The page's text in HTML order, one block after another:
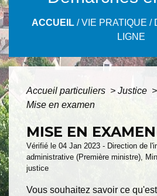
ACCUEIL/VIE PRATIQUE /
LIGNE
Accueil particuliers > Justice >
Mise en examen
MISE EN EXAMEN
Vérifié le 04 Jan 2023 - Direction de
administrative (Première ministre),
justice
Vous souhaitez savoir ce